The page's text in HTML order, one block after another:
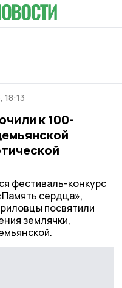
18:13
к 100-
фестиваль-конкурс
сердца»,
посвятили
землячки,